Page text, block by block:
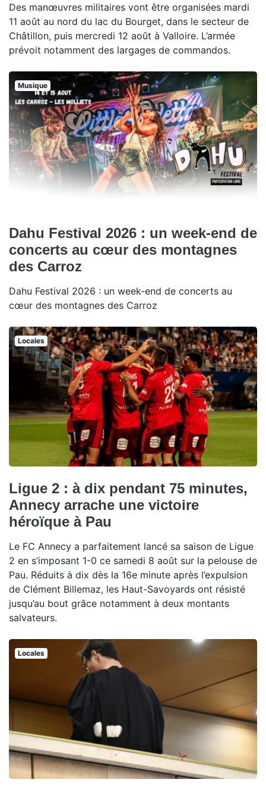
Des manœuvres militaires vont être organisées mardi
11 août au nord du lac du Bourget, dans le secteur de
Châtillon, puis mercredi 12 août à Valloire. L’armée
prévoit notamment des largages de commandos.
Musique
Dahu Festival 2026 : un week-end de
concerts au cœur des montagnes
des Carroz
Dahu Festival 2026 : un week-end de concerts au
cœur des montagnes des Carroz
Locales
Ligue 2 : à dix pendant 75 minutes,
Annecy arrache une victoire
héroïque à Pau
Le FC Annecy a parfaitement lancé sa saison de Ligue
2 en s’imposant 1-0 ce samedi 8 août sur la pelouse de
Pau. Réduits à dix dès la 16e minute après l’expulsion
de Clément Billemaz, les Haut-Savoyards ont résisté
jusqu’au bout grâce notamment à deux montants
salvateurs.
Locales